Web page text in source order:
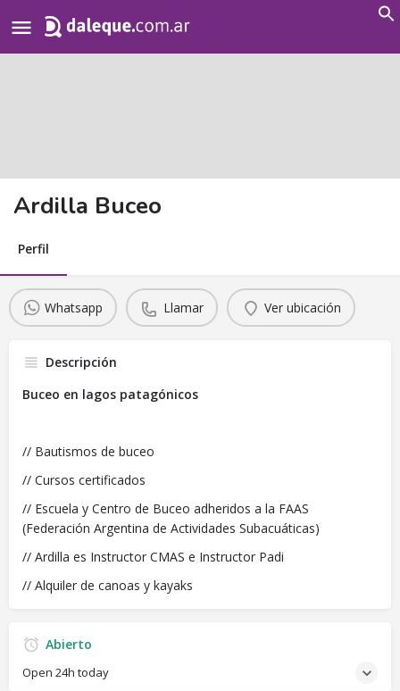
for:
Ardilla Buceo
Perfil
Whatsapp Llamar Ver ubicación
Descripción
Buceo en lagos patagónicos⁣⁣
// Bautismos de buceo⁣⁣⁣
// Cursos certificados⁣⁣⁣
// Escuela y Centro de Buceo adheridos a la FAAS
(Federación Argentina de Actividades Subacuáticas)
// Ardilla es Instructor CMAS e Instructor Padi
// Alquiler de canoas y kayaks
Abierto
Open 24h today